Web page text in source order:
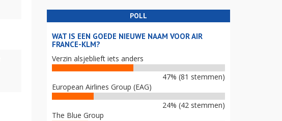
POLL
WAT IS EEN GOEDE NIEUWE NAAM VOOR AIR
FRANCE-KLM?
Verzin alsjeblieft iets anders
47% (81 stemmen)
European Airlines Group (EAG)
24% (42 stemmen)
The Blue Group